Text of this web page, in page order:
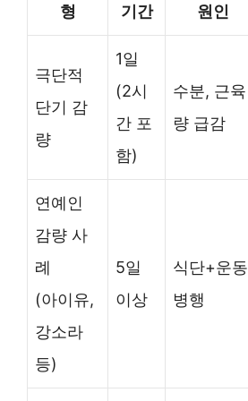
형
기간
원인
극단적
단기 감
량
1일
(2시
간 포
함)
수분, 근육
량 급감
연예인
감량 사
례
(아이유,
강소라
등)
5일
이상
식단+운동
병행